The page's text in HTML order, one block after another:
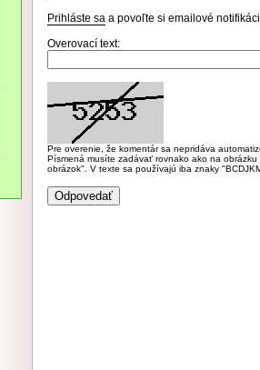
Prihláste sa a povoľte si emailové
Overovací text:
Pre overenie, že komentár sa nepridáva
Písmená musíte zadávať rovnako ako na
obrázok". V texte sa používajú iba znaky